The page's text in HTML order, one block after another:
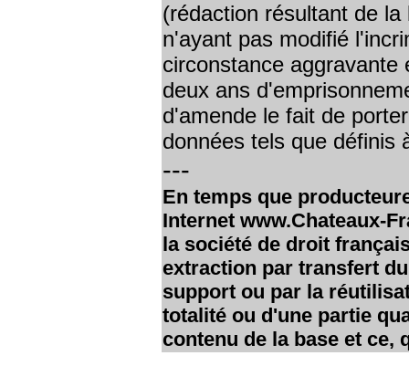
(rédaction résultant de
n'ayant pas modifié
circonstance aggravante
deux ans
d'amende le fait de
données tels que définis
---
En temps que
Internet www.Chateaux-
la société de droit
extraction par transfert
support ou par la
totalité ou d'une partie
contenu de la base et ce,